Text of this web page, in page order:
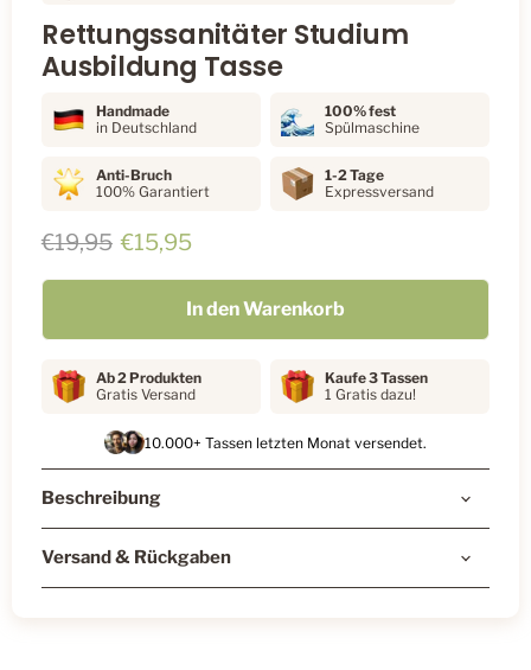
Rettungssanitäter Studium
Ausbildung Tasse
Handmade
in Deutschland
100% fest
Spülmaschine
Anti-Bruch
100% Garantiert
1-2 Tage
Expressversand
Ursprünglicher Preis
€19,95 Aktueller Preis
€15,95
In den Warenkorb
Ab 2 Produkten
Gratis Versand
Kaufe 3 Tassen
1 Gratis dazu!
10.000+ Tassen letzten Monat versendet.
Beschreibung
Versand & Rückgaben